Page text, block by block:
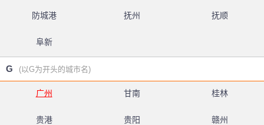
防城港 抚州 抚顺
阜新
G (以G为开头的城市名)
广州 甘南 桂林
贵港 贵阳 赣州